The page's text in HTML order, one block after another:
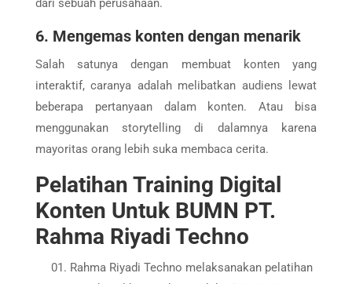
dari sebuah perusahaan.
6. Mengemas konten dengan menarik
Salah satunya dengan membuat konten yang
interaktif, caranya adalah melibatkan audiens lewat
beberapa pertanyaan dalam konten. Atau bisa
menggunakan storytelling di dalamnya karena
mayoritas orang lebih suka membaca cerita.
Pelatihan Training Digital
Konten Untuk BUMN PT.
Rahma Riyadi Techno
Rahma Riyadi Techno melaksanakan pelatihan